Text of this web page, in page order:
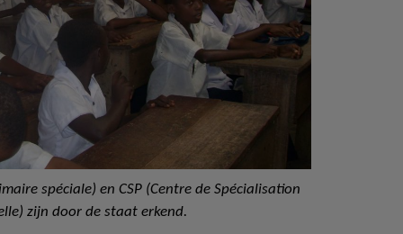
spéciale) en CSP (Centre de Spécialisation
zijn door de staat erkend.